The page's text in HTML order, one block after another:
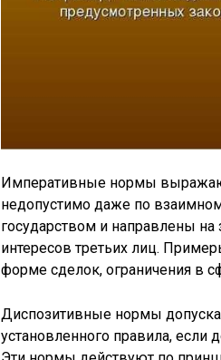
Императивные нормы
недопустимо даже по
государством и направлены
интересов третьих лиц.
форме сделок, ограничения в
Диспозитивные нормы
установленного правила, если